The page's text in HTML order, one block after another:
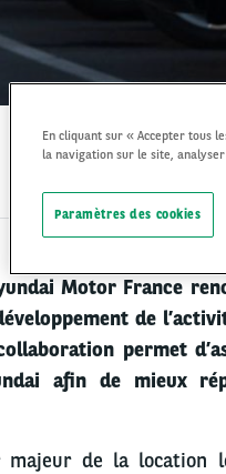
Motor France
de
permet
afin de mieux
majeur de la location
En cliquant sur « Accepter tous
la navigation sur le site,
Paramètres des cookies